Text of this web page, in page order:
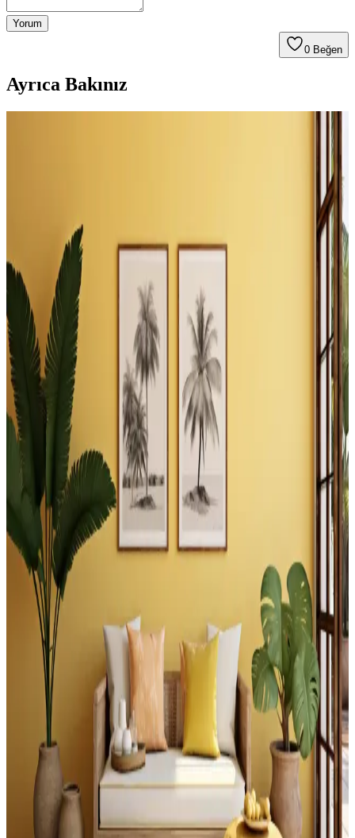
Yorum
0 Beğen
Ayrıca Bakınız
yaratıcı çözümlerle işlevsel ve estetik hale getirilebilir. Depolama
Evde Şömine Yanı Boşluklarını Fonksiyonel ve
Estetik Şekilde Değerlendirme Yöntemleri
Şömine yanındaki boşluklar, raf sistemleri, dekoratif odun
düzenlemeleri ve özel mobilyalarla hem fonksiyonel hem estetik
hale getirilebilir. Alternatif kullanım önerileri ve dikkat edilmesi
gerekenler ele alınmıştır.
Balkon ve Teras Alanlarında İşlevsel ve Yaratıcı
Kullanım Önerileri
Balkon ve teraslarda barbeküden bitkilendirmeye, depolamadan
eğlence alanlarına kadar işlevsel ve estetik düzenlemelerle alanınızı
çok yönlü kullanabilirsiniz.
Tuvaletin Üstü İçin Fonksiyonel ve Estetik
Dekorasyon ve Depolama Çözümleri
Tuvaletin üst kısmı, depolama dolapları, raflar, sanat eserleri ve
uygun aydınlatma ile hem fonksiyonel hem de estetik hale
getirilebilir. Doğru malzeme ve renk seçimi mekanın atmosferini
dengeler.
Yatak Başındaki Çatı Pencereleri İçin Fonksiyonel
ve Estetik Tasarım Çözümleri
Yatak başındaki çatı pencereleri için gömme oturma alanları, Roman
stor perdeler, duvara monte raflar ve bitkilerle estetik ve fonksiyonel
çözümler sunuluyor. Doğru yerleşimle oda dengeli hale geliyor.
Merdiven Üstündeki Geniş Düz Yüzeyin
Fonksiyonel Kullanımı ve Tasarım Önerileri
Merdiven üstündeki geniş yüzeyler, güvenlik önlemleri ve doğru
tasarım ile bitkilerden depolamaya, sanat eserlerinden evcil hayvan
alanlarına kadar çeşitli şekillerde değerlendirilebilir.
Küçük Boşlukların Dekorasyonunda İşlevsel ve
Estetik Çözümler